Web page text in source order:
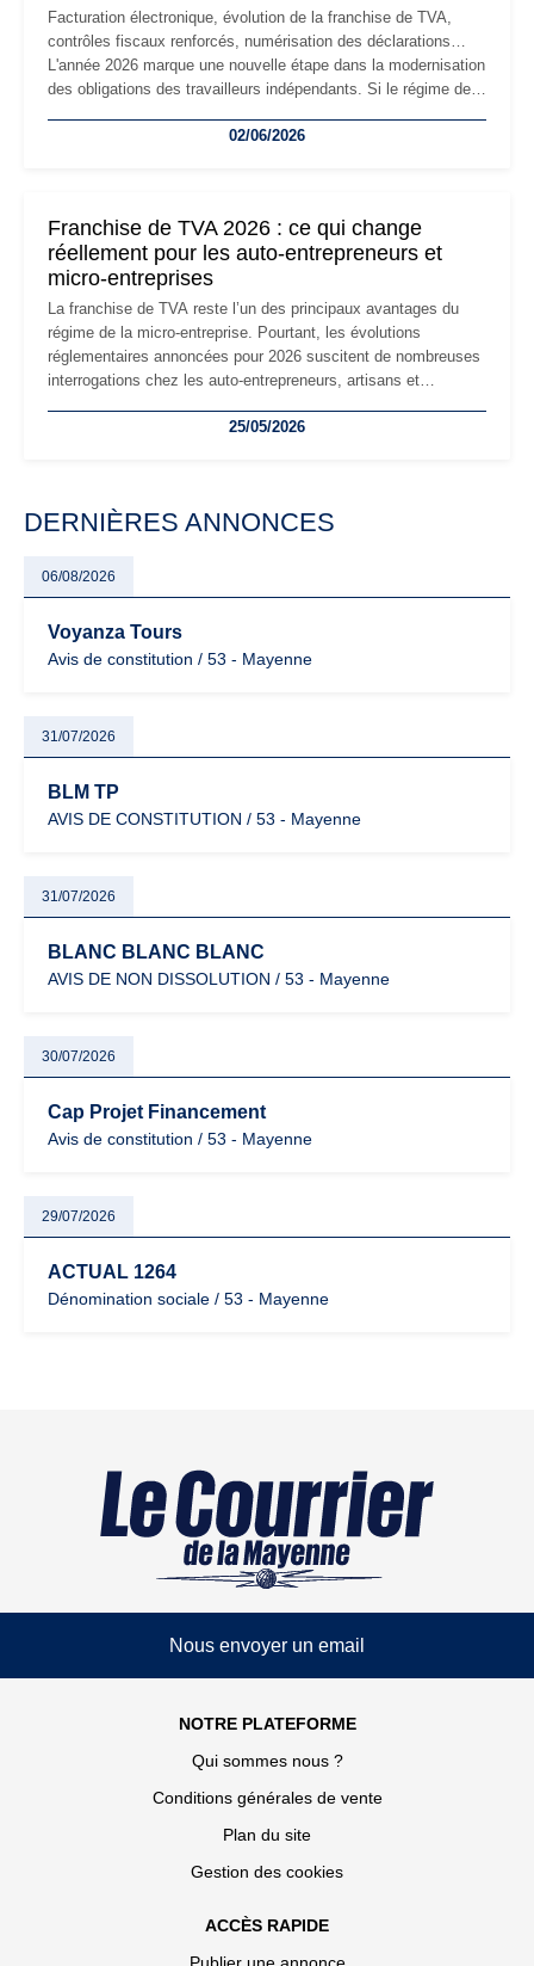
Facturation électronique, évolution de la franchise de TVA,
contrôles fiscaux renforcés, numérisation des déclarations…
L'année 2026 marque une nouvelle étape dans la modernisation
des obligations des travailleurs indépendants. Si le régime de
les auto-entrepreneurs devront s'adapter à un environnement
02/06/2026
Franchise de TVA 2026 : ce qui change
réellement pour les auto-entrepreneurs et
micro-entreprises
La franchise de TVA reste l’un des principaux avantages du
régime de la micro-entreprise. Pourtant, les évolutions
réglementaires annoncées pour 2026 suscitent de nombreuses
interrogations chez les auto-entrepreneurs, artisans et
facturation ou risque de bascule vers la TVA : les règles
25/05/2026
DERNIÈRES ANNONCES
06/08/2026
Voyanza Tours
Avis de constitution / 53 - Mayenne
31/07/2026
BLM TP
AVIS DE CONSTITUTION / 53 - Mayenne
31/07/2026
BLANC BLANC BLANC
AVIS DE NON DISSOLUTION / 53 - Mayenne
30/07/2026
Cap Projet Financement
Avis de constitution / 53 - Mayenne
29/07/2026
ACTUAL 1264
Dénomination sociale / 53 - Mayenne
Nous envoyer un email
NOTRE PLATEFORME
Qui sommes nous ?
Conditions générales de vente
Plan du site
Gestion des cookies
ACCÈS RAPIDE